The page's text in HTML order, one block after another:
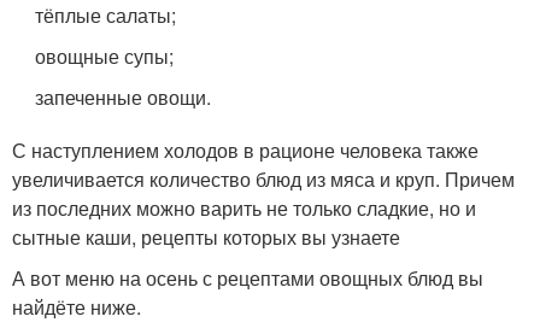
тёплые салаты;
овощные супы;
запеченные овощи.
С наступлением холодов в рационе человека также
увеличивается количество блюд из мяса и круп. Причем
из последних можно варить не только сладкие, но и
сытные каши, рецепты которых вы узнаете
А вот меню на осень с рецептами овощных блюд вы
найдёте ниже.